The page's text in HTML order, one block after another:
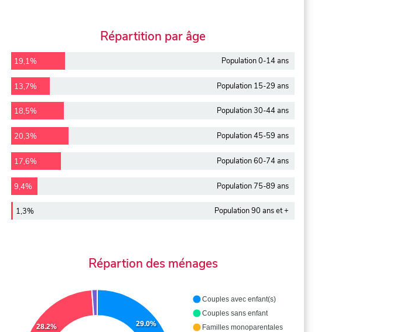
Répartition par âge
19,1% Population 0-14 ans
13,7% Population 15-29 ans
18,5% Population 30-44 ans
20,3% Population 45-59 ans
17,6% Population 60-74 ans
9,4% Population 75-89 ans
1,3% Population 90 ans et +
Répartion des ménages
29.0%
28.2%
Couples avec enfant(s)
Couples sans enfant
Familles monoparentales